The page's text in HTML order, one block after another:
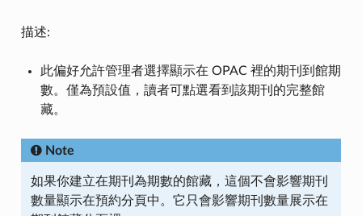
描述:
此偏好允許管理者選擇顯示在 OPAC 裡的期刊到館期
數。僅為預設值，讀者可點選看到該期刊的完整館
藏。
Note
如果你建立在期刊為期數的館藏，這個不會影響期刊
數量顯示在預約分頁中。它只會影響期刊數量展示在